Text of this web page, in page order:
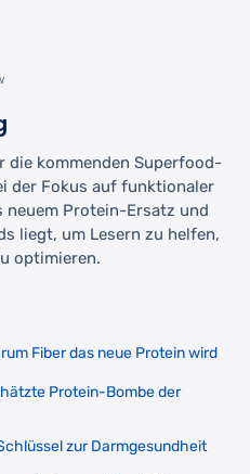
die kommenden Superfood-
der Fokus auf funktionaler
neuem Protein-Ersatz und
liegt, um Lesern zu helfen,
optimieren.
Fiber das neue Protein wird
Protein-Bombe der
zur Darmgesundheit